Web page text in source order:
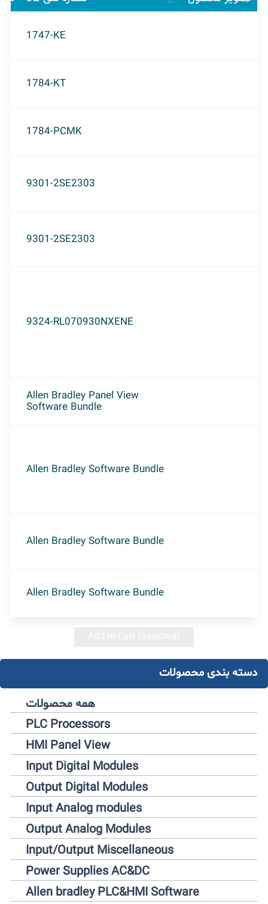
1747-KE
1784-KT
1784-PCMK
9301-2SE2303
9301-2SE2303
9324-RL070930NXENE
Allen Bradley Panel View
Software Bundle
Allen Bradley Software Bundle
Allen Bradley Software Bundle
Allen Bradley Software Bundle
دسته بندی محصولات
همه محصولات
PLC Processors
HMI Panel View
Input Digital Modules
Output Digital Modules
Input Analog modules
Output Analog Modules
Input/Output Miscellaneous
Power Supplies AC&DC
Allen bradley PLC&HMI Software